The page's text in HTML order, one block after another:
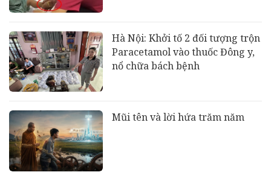
Hà Nội: Khởi tố 2 đối tượng trộn
Paracetamol vào thuốc Đông y,
nổ chữa bách bệnh
Mũi tên và lời hứa trăm năm